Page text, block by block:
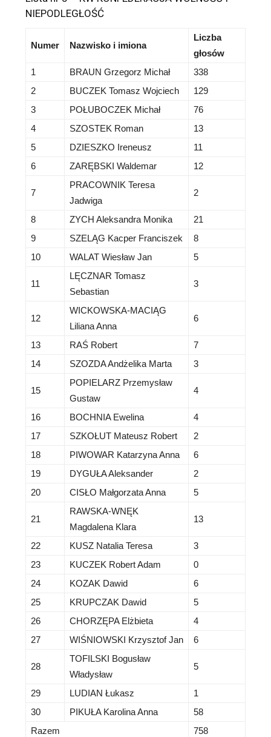
NIEPODLEGŁOŚĆ
Numer Nazwisko i imiona
Liczba
głosów
1
BRAUN Grzegorz Michał
338
2
BUCZEK Tomasz Wojciech
129
3
POŁUBOCZEK Michał
76
4
SZOSTEK Roman
13
5
DZIESZKO Ireneusz
11
6
ZARĘBSKI Waldemar 12
7
PRACOWNIK Teresa
Jadwiga
2
8 ZYCH Aleksandra Monika
21
9
SZELĄG Kacper Franciszek
8
10
WALAT Wiesław Jan 5
11
LĘCZNAR Tomasz
Sebastian
3
12
WICKOWSKA-MACIĄG
Liliana Anna
6
13 RAŚ Robert
7
14
SZOZDA Andżelika Marta 3
15
POPIELARZ Przemysław
Gustaw
4
16 BOCHNIA Ewelina
4
17
SZKOŁUT Mateusz Robert
2
18
PIWOWAR Katarzyna Anna
6
19
DYGUŁA Aleksander
2
20
CISŁO Małgorzata Anna 5
21
RAWSKA-WNĘK
Magdalena Klara
13
22 KUSZ Natalia Teresa
3
23
KUCZEK Robert Adam
0
24
KOZAK Dawid
6
25
KRUPCZAK Dawid
5
26
CHORZĘPA Elżbieta
4
27
WIŚNIOWSKI Krzysztof Jan 6
28
TOFILSKI Bogusław
Władysław
5
29 LUDIAN Łukasz
1
30
PIKUŁA Karolina Anna
58
Razem
758